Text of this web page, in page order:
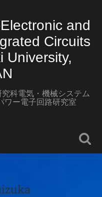
and
Circuits
University,
科電気・機械システム
ー電子回路研究室